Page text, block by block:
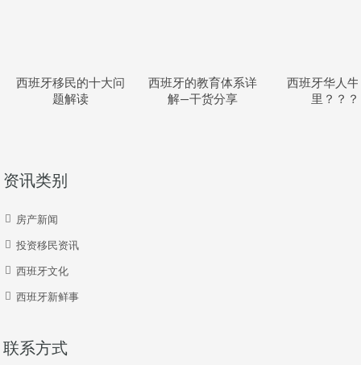
西班牙移民的十大问
题解读
西班牙的教育体系详
解—干货分享
西班牙华人
里？？？
资讯类别
房产新闻
投资移民资讯
西班牙文化
西班牙新鲜事
联系方式